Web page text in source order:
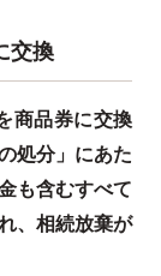
交換
商品券に交換
処分」にあた
も含むすべて
、相続放棄が